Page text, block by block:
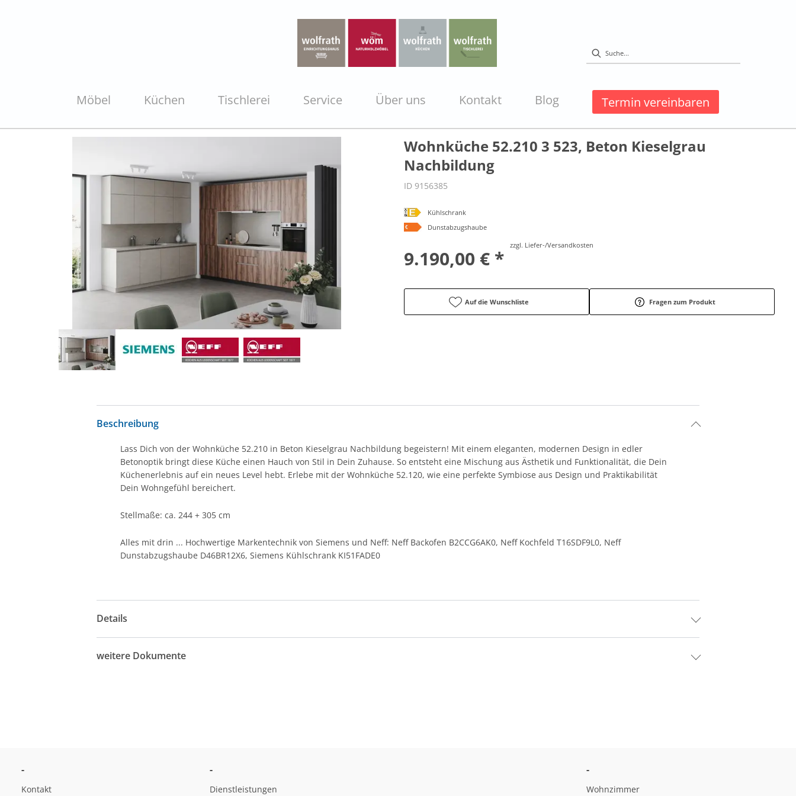
Möbel Küchen Tischlerei Service Über uns Kontakt Blog Termin vereinbaren
Wohnküche 52.210 3 523, Beton Kieselgrau
Nachbildung
ID 9156385
Kühlschrank
Dunstabzugshaube
9.190,00 € *
zzgl. Liefer-/Versandkosten
Auf die Wunschliste Fragen zum Produkt
Beschreibung
Lass Dich von der Wohnküche 52.210 in Beton Kieselgrau Nachbildung begeistern! Mit einem eleganten, modernen Design in edler
Betonoptik bringt diese Küche einen Hauch von Stil in Dein Zuhause. So entsteht eine Mischung aus Ästhetik und Funktionalität, die Dein
Küchenerlebnis auf ein neues Level hebt. Erlebe mit der Wohnküche 52.120, wie eine perfekte Symbiose aus Design und Praktikabilität
Dein Wohngefühl bereichert.
Stellmaße: ca. 244 + 305 cm
Alles mit drin ... Hochwertige Markentechnik von Siemens und Neff: Neff Backofen B2CCG6AK0, Neff Kochfeld T16SDF9L0, Neff
Dunstabzugshaube D46BR12X6, Siemens Kühlschrank KI51FADE0
Details
weitere Dokumente
-
Kontakt
-
Dienstleistungen
-
Wohnzimmer